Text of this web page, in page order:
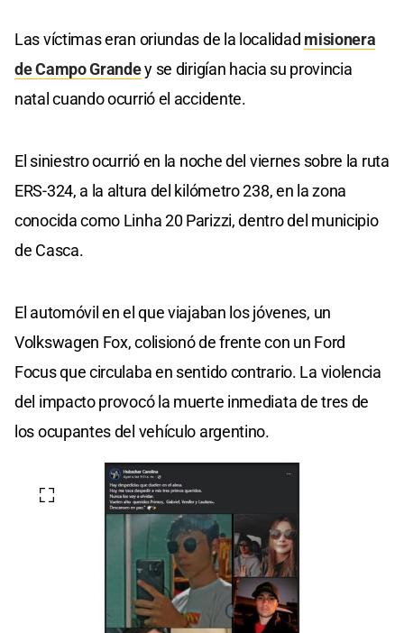
Las víctimas eran oriundas de la localidad misionera
de Campo Grandey se dirigían hacia su provincia
natal cuando ocurrió el accidente.
El siniestro ocurrió en la noche del viernes sobre la ruta
ERS-324, a la altura del kilómetro 238, en la zona
conocida como Linha 20 Parizzi, dentro del municipio
de Casca.
El automóvil en el que viajaban los jóvenes, un
Volkswagen Fox, colisionó de frente con un Ford
Focus que circulaba en sentido contrario. La violencia
del impacto provocó la muerte inmediata de tres de
los ocupantes del vehículo argentino.